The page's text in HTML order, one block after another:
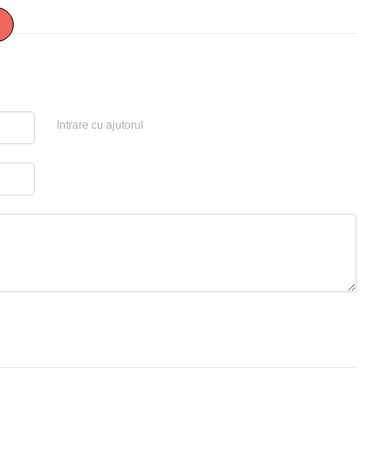
Intrare cu ajutorul